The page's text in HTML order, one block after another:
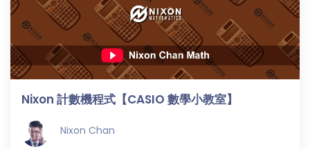
主
題
補
習
程
課
程
我
功Nixon 計數機程式【CASIO 數學小教室】
Nixon Chan